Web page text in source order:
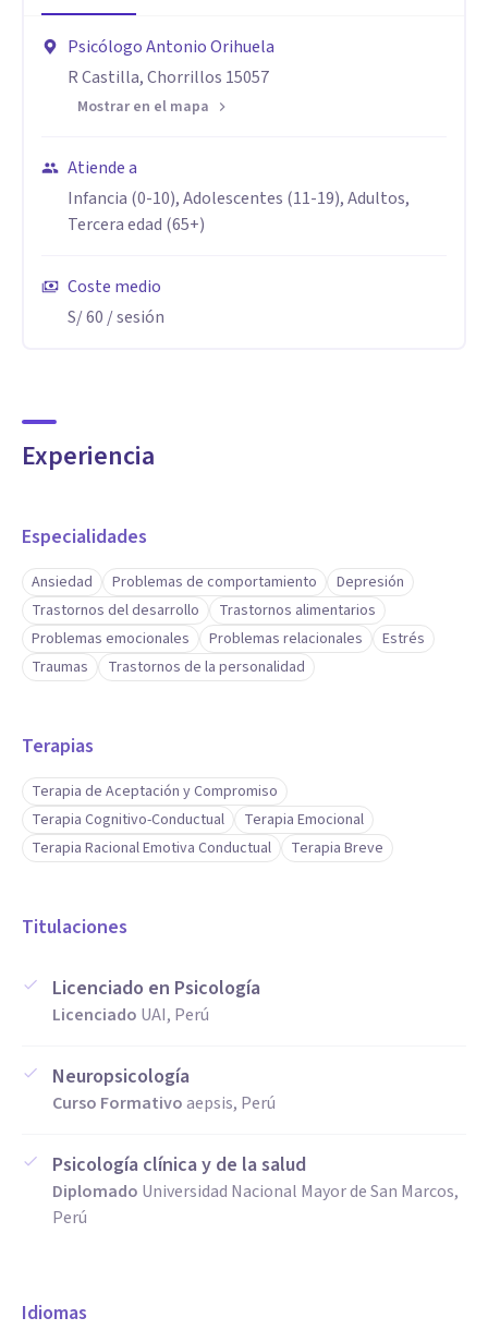
Psicólogo Antonio Orihuela
R Castilla, Chorrillos 15057
Mostrar en el mapa
Atiende a
Infancia (0-10), Adolescentes (11-19), Adultos,
Tercera edad (65+)
Coste medio
S/ 60 / sesión
Experiencia
Especialidades
Ansiedad Problemas de comportamiento
Depresión
Trastornos del desarrollo
Trastornos alimentarios
Problemas emocionales
Problemas relacionales
Estrés
Traumas
Trastornos de la personalidad
Terapias
Terapia de Aceptación y Compromiso
Terapia Cognitivo-Conductual
Terapia Emocional
Terapia Racional Emotiva Conductual
Terapia Breve
Titulaciones
Licenciado en Psicología
Licenciado UAI, Perú
Neuropsicología
Curso Formativoaepsis, Perú
Psicología clínica y de la salud
Diplomado Universidad Nacional Mayor de San Marcos,
Perú
Idiomas